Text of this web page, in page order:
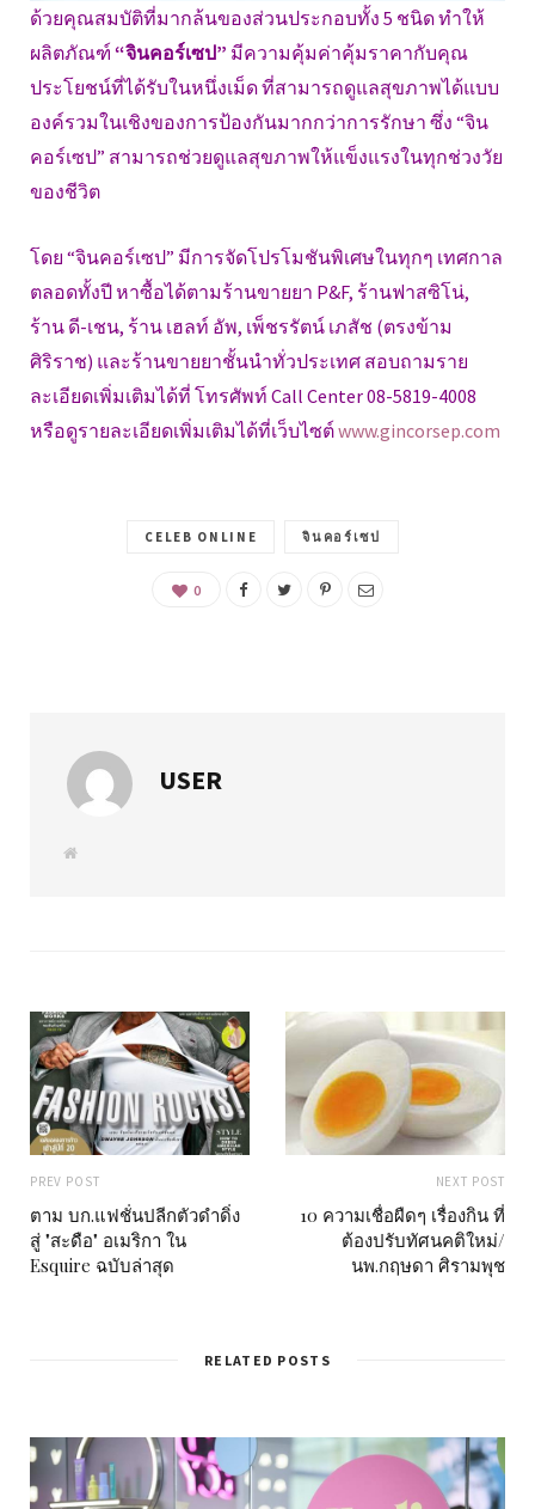
ด้วยคุณสมบัติที่มากล้นของส่วนประกอบทั้ง 5 ชนิด ทำให้
ผลิตภัณฑ์ “จินคอร์เซป” มีความคุ้มค่าคุ้มราคากับคุณ
ประโยชน์ที่ได้รับในหนึ่งเม็ด ที่สามารถดูแลสุขภาพได้แบบ
องค์รวมในเชิงของการป้องกันมากกว่าการรักษา ซึ่ง “จิน
คอร์เซป” สามารถช่วยดูแลสุขภาพให้แข็งแรงในทุกช่วงวัย
ของชีวิต
โดย “จินคอร์เซป” มีการจัดโปรโมชันพิเศษในทุกๆ เทศกาล
ตลอดทั้งปี หาซื้อได้ตามร้านขายยา P&F, ร้านฟาสซิโน่,
ร้าน ดี-เชน, ร้าน เฮลท์ อัพ, เพ็ชรรัตน์ เภสัช (ตรงข้าม
ศิริราช) และร้านขายยาชั้นนำทั่วประเทศ สอบถามราย
ละเอียดเพิ่มเติมได้ที่ โทรศัพท์ Call Center 08-5819-4008
หรือดูรายละเอียดเพิ่มเติมได้ที่เว็บไซต์www.gincorsep.com
CELEB ONLINE จินคอร์เซป
0
USER
W
PREV POST
ตาม บก.แฟชั่นปลีกตัวดำดิ่ง
สู่ "สะดือ" อเมริกา ใน
Esquire ฉบับล่าสุด
NEXT POST
10 ความเชื่อผืดๆ เรื่องกิน ที่
ต้องปรับทัศนคติใหม่/
นพ.กฤษดา ศิรามพุช
RELATED POSTS